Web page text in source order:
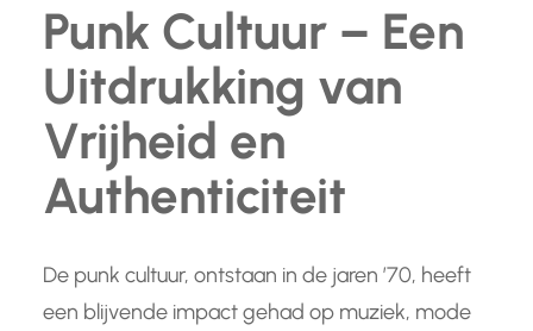
Punk Cultuur – Een
Uitdrukking van
Vrijheid en
Authenticiteit
De punk cultuur, ontstaan in de jaren ’70, heeft
een blijvende impact gehad op muziek, mode